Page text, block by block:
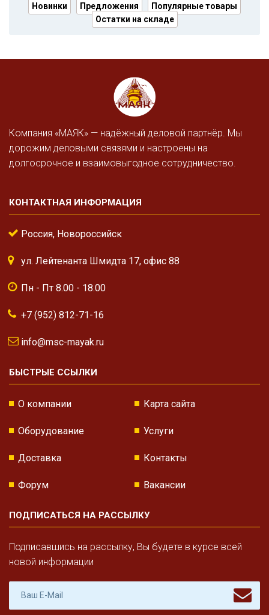
Новинки Предложения
Популярные товары
Остатки на складе
Компания «МАЯК» — надёжный деловой партнёр. Мы
дорожим деловыми связями и настроены на
долгосрочное и взаимовыгодное сотрудничество.
КОНТАКТНАЯ ИНФОРМАЦИЯ
Россия, Новороссийск
ул. Лейтенанта Шмидта 17, офис 88
Пн - Пт 8.00 - 18.00
+7 (952) 812-71-16
info@msc-mayak.ru
БЫСТРЫЕ ССЫЛКИ
О компании Карта сайта
Оборудование Услуги
Доставка Контакты
Форум Вакансии
ПОДПИСАТЬСЯ НА РАССЫЛКУ
Подписавшись на рассылку, Вы будете в курсе всей
новой информации